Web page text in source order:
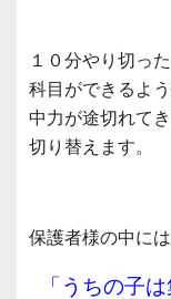
１０分やり切っ
科目ができるよ
中力が途切れて
切り替えます。
保護者様の中には
「うちの子